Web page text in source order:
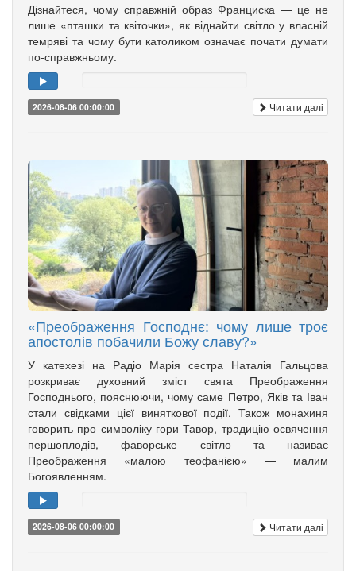
Дізнайтеся, чому справжній образ Франциска — це не
лише «пташки та квіточки», як віднайти світло у власній
темряві та чому бути католиком означає почати думати
по-справжньому.
2026-08-06 00:00:00 Читати далі
«Преображення Господнє: чому лише троє
апостолів побачили Божу славу?»
У катехезі на Радіо Марія сестра Наталія Гальцова
розкриває духовний зміст свята Преображення
Господнього, пояснюючи, чому саме Петро, Яків та Іван
стали свідками цієї виняткової події. Також монахиня
говорить про символіку гори Тавор, традицію освячення
першоплодів, фаворське світло та називає
Преображення «малою теофанією» — малим
Богоявленням.
2026-08-06 00:00:00 Читати далі